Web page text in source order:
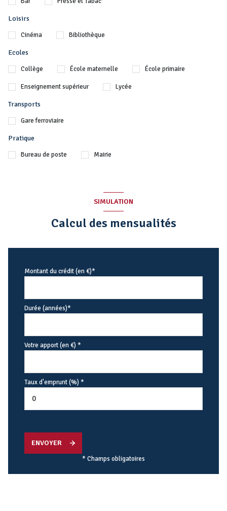
Loisirs
Cinéma Bibliothèque
Ecoles
Collège École maternelle École primaire
Enseignement supérieur Lycée
Transports
Gare ferroviaire
Pratique
Bureau de poste Mairie
SIMULATION
Calcul des mensualités
Montant du crédit (en €)*
Durée (années)*
Votre apport (en €) *
Taux d'emprunt (%) *
ENVOYER
* Champs obligatoires